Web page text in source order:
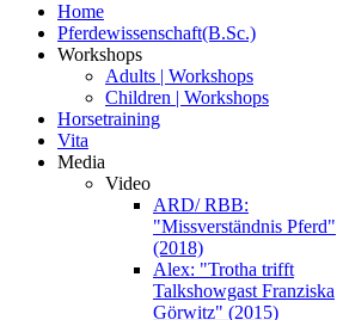
Home
Pferdewissenschaft(B.Sc.)
Workshops
Adults | Workshops
Children | Workshops
Horsetraining
Vita
Media
Video
ARD/ RBB:
"Missverständnis Pferd"
(2018)
Alex: "Trotha trifft
Talkshowgast Franziska
Görwitz" (2015)